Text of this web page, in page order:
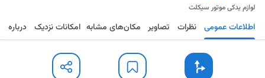
لوازم یدکی موتور سیکلت
مسیریابی ذخیره ارسال اطلاعات عمومی نظرات تصاویر مکان‌های مشابه امکانات نزدیک درباره